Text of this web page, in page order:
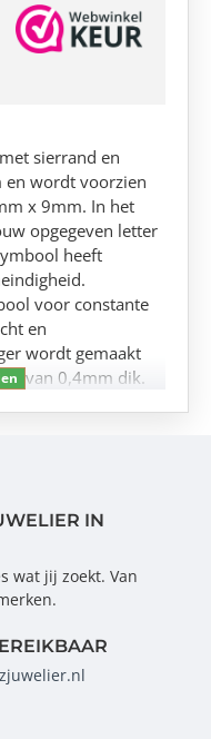
sierrand en
en wordt voorzien
x 9mm. In het
opgegeven letter
heeft
voor constante
en
wordt gemaakt
van 0,4mm dik.
IN
wat jij zoekt. Van